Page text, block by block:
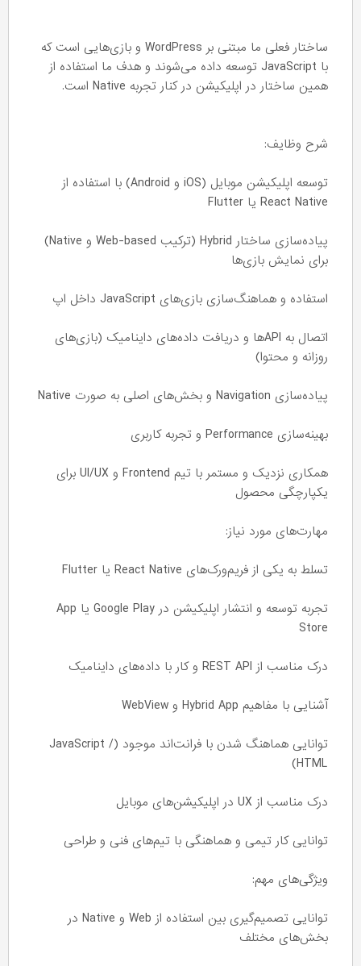
ساختار فعلی ما مبتنی بر WordPress و بازی‌هایی است که
با JavaScript توسعه داده می‌شوند و هدف ما استفاده از
همین ساختار در اپلیکیشن در کنار تجربه Native است.
شرح وظایف:
توسعه اپلیکیشن موبایل (iOS و Android) با استفاده از
React Native یا Flutter
پیاده‌سازی ساختار Hybrid (ترکیب Web-based و Native)
برای نمایش بازی‌ها
استفاده و هماهنگ‌سازی بازی‌های JavaScript داخل اپ
اتصال به APIها و دریافت داده‌های داینامیک (بازی‌های
روزانه و محتوا)
پیاده‌سازی Navigation و بخش‌های اصلی به صورت Native
بهینه‌سازی Performance و تجربه کاربری
همکاری نزدیک و مستمر با تیم Frontend و UI/UX برای
یکپارچگی محصول
مهارت‌های مورد نیاز:
تسلط به یکی از فریم‌ورک‌های React Native یا Flutter
تجربه توسعه و انتشار اپلیکیشن در Google Play یا App
Store
درک مناسب از REST API و کار با داده‌های داینامیک
آشنایی با مفاهیم Hybrid App و WebView
توانایی هماهنگ شدن با فرانت‌اند موجود (JavaScript /
HTML)
درک مناسب از UX در اپلیکیشن‌های موبایل
توانایی کار تیمی و هماهنگی با تیم‌های فنی و طراحی
ویژگی‌های مهم:
توانایی تصمیم‌گیری بین استفاده از Web و Native در
بخش‌های مختلف